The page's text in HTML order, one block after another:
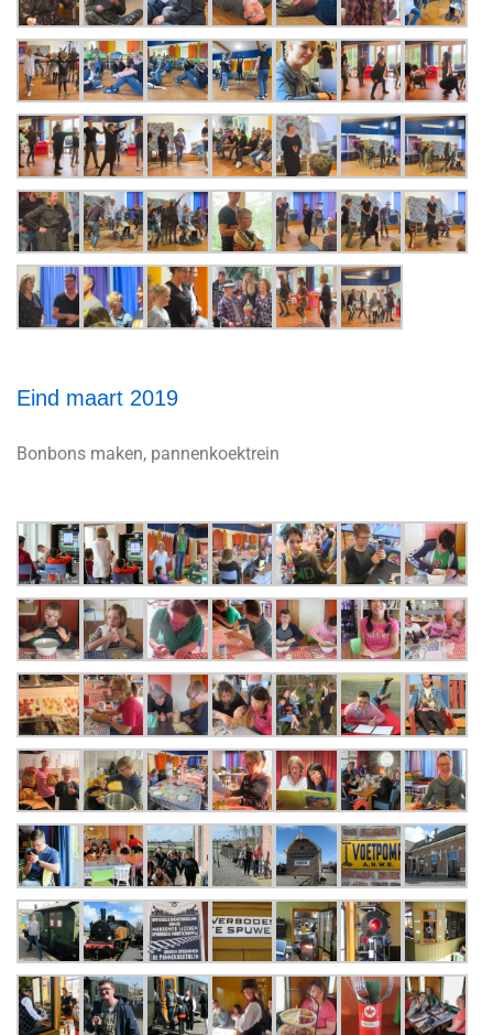
Eind maart 2019
Bonbons maken, pannenkoektrein